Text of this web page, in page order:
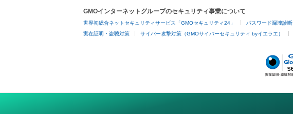
GMOインターネットグループのセキュリティ事業について
世界初総合ネットセキュリティサービス「GMOセキュリティ24」 パスワード漏洩診断
実在証明・盗聴対策 サイバー攻撃対策（GMOサイバーセキュリティ byイエラエ）